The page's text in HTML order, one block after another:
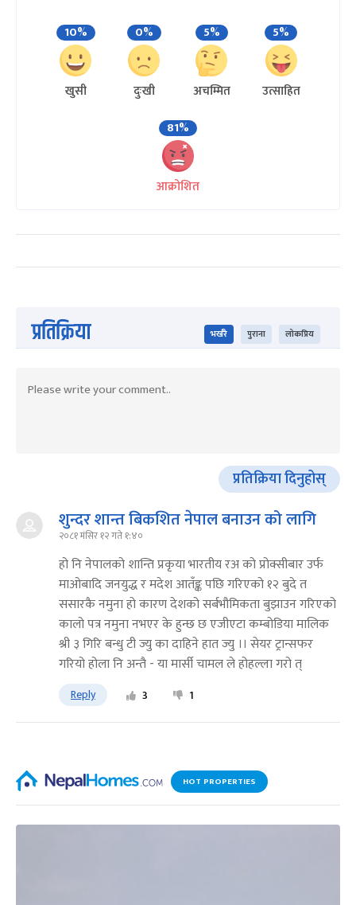
10%
खुसी
0%
दुःखी
5%
अचम्मित
5%
उत्साहित
81%
आक्रोशित
प्रतिक्रिया भर्खरै पुराना लोकप्रिय
प्रतिक्रिया दिनुहोस्
शुन्दर शान्त बिकशित नेपाल बनाउन को लागि
२०८१ मंसिर १२ गते १:४०
हो नि नेपालको शान्ति प्रकृया भारतीय रअ को प्रोक्सीबार उर्फ
माओबादि जनयुद्ध र मदेश आतँङ्क पछि गरिएको १२ बुदे त
ससारकै नमुना हो कारण देशको सर्बभौमिकता बुझाउन गरिएको
कालो पत्र नमुना नभएर के हुन्छ छ एजीएटा कम्बोडिया मालिक
श्री ३ गिरि बन्धु टी ज्यु का दाहिने हात ज्यु ।। सेयर ट्रान्सफर
गरियो होला नि अन्तै - या मार्सी चामल ले होहल्ला गरो त्
Reply 3 1
HOT PROPERTIES